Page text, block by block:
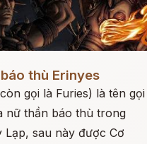
thù Erinyes
gọi là Furies) là tên gọi
nữ thần báo thù trong
Lạp, sau này được Cơ